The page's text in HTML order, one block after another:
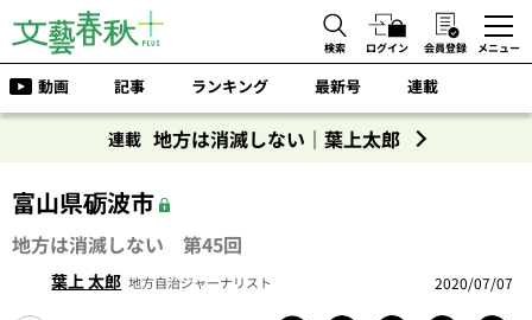
検索 ログイン 会員登録 メニュー
動画 記事 ランキング 最新号 連載
連載 地方は消滅しない｜葉上太郎
富山県砺波市
地方は消滅しない 第45回
葉上 太郎 地方自治ジャーナリスト 2020/07/07